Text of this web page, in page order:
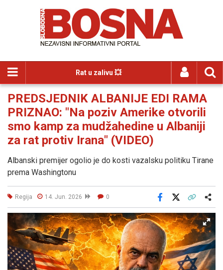
Rat u zalivu 💥
PREDSJEDNIK ALBANIJE EDI RAMA
PRIZNAO: "Na poziv Amerike otvorili
smo kamp za mudžahedine u Albaniji
za rat protiv Irana" (VIDEO)
Albanski premijer ogolio je do kosti vazalsku politiku Tirane
prema Washingtonu
Regija 14. Jun. 2026 0
Facebook